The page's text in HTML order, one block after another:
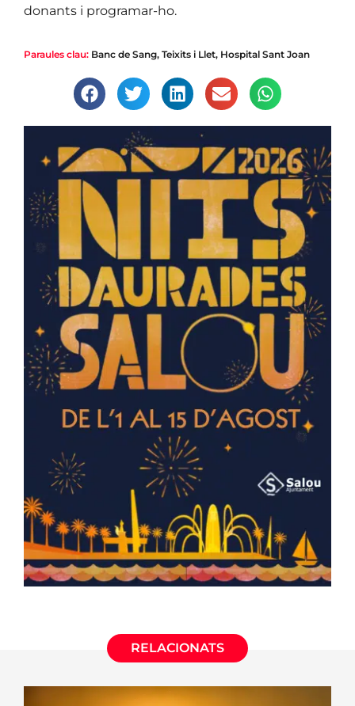
donants i programar-ho.
Paraules clau: Banc de Sang, Teixits i Llet, Hospital Sant Joan
RELACIONATS